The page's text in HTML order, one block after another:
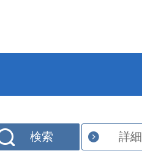
検索 詳細